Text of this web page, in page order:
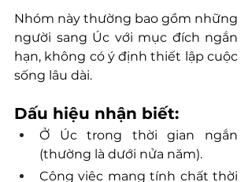
Nhóm này thường bao gồm những
người sang Úc với mục đích ngắn
hạn, không có ý định thiết lập cuộc
sống lâu dài.
Dấu hiệu nhận biết:
Ở Úc trong thời gian ngắn
(thường là dưới nửa năm).
Công việc mang tính chất thời